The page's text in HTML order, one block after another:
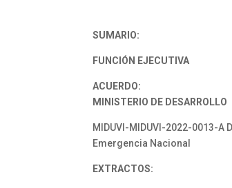
SUMARIO:
FUNCIÓN EJECUTIVA
ACUERDO:
MINISTERIO DE DESARROLLO
MIDUVI-MIDUVI-2022-0013-
Emergencia Nacional
EXTRACTOS: